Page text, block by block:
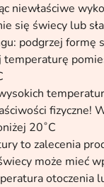
niewłaściwe
się świecy lub
podgrzej formę
fizyczne!
20˚C
to zalecenia
może mieć
otoczenia